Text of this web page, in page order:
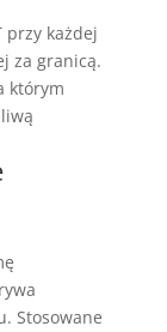
przy każdej
za granicą.
którym
Stosowane